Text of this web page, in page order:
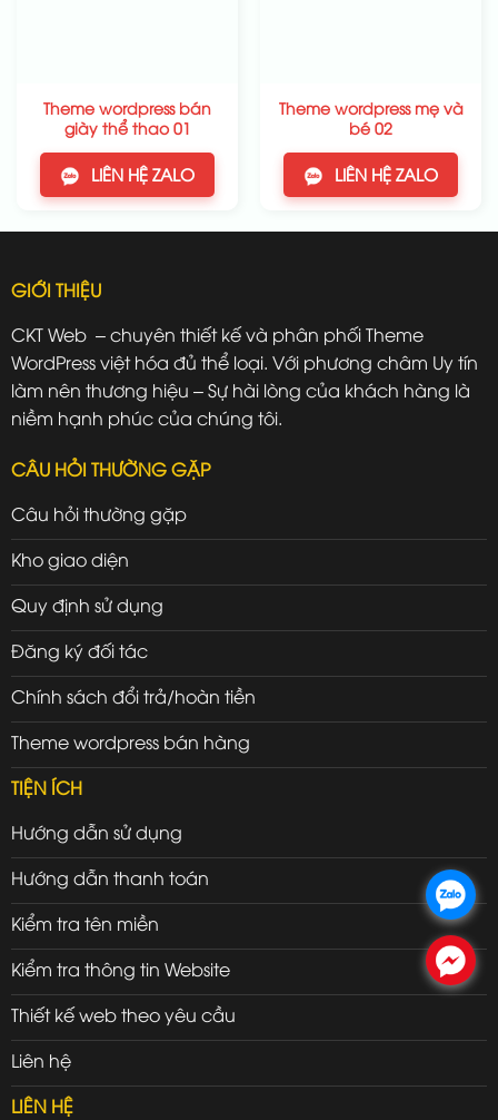
Theme wordpress bán
giày thể thao 01
LIÊN HỆ ZALO
Theme wordpress mẹ và
bé 02
LIÊN HỆ ZALO
GIỚI THIỆU
CKT Web – chuyên thiết kế và phân phối Theme
WordPress việt hóa đủ thể loại. Với phương châm Uy tín
làm nên thương hiệu – Sự hài lòng của khách hàng là
niềm hạnh phúc của chúng tôi.
CÂU HỎI THƯỜNG GẶP
Câu hỏi thường gặp
Kho giao diện
Quy định sử dụng
Đăng ký đối tác
Chính sách đổi trả/hoàn tiền
Theme wordpress bán hàng
TIỆN ÍCH
Hướng dẫn sử dụng
Hướng dẫn thanh toán
Kiểm tra tên miền
Kiểm tra thông tin Website
Thiết kế web theo yêu cầu
Liên hệ
LIÊN HỆ
.
.